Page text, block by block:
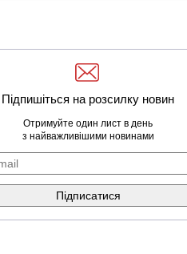
Підпишіться на розсилку новин
Отримуйте один лист в день
з найважливішими новинами